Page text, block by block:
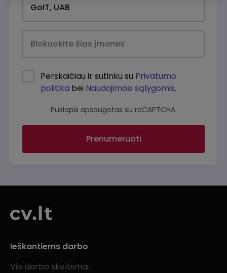
Perskaičiau ir sutinku su Privatumo
politika bei Naudojimosi sąlygomis.
Puslapis apsaugotas su reCAPTCHA.
Prenumeruoti
Ieškantiems darbo
Visi darbo skelbimai